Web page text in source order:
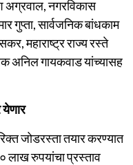
अग्रवाल, नगरविकास
गुप्ता, सार्वजनिक बांधकाम
महाराष्ट्र राज्य रस्ते
अनिल गायकवाड यांच्यासह
येणार
जोडरस्ता तयार करण्यात
लाख रुपयांचा प्रस्ताव